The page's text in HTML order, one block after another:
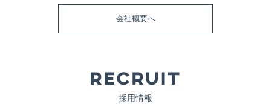
会社概要へ
採用情報